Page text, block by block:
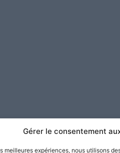
Gérer le consentement
meilleures expériences, nous utilisons